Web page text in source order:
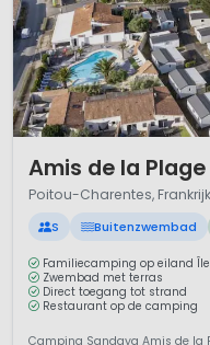
Amis de la Plage
Poitou-Charentes, Frankrijk
S Buitenzwembad
Familiecamping op eiland Île
Zwembad met terras
Direct toegang tot strand
Restaurant op de camping
Camping Sandaya Amis de la